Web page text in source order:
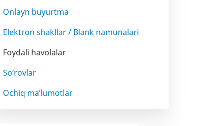
Onlayn buyurtma
Elektron shakllar / Blank namunalari
Foydali havolalar
So‘rovlar
Ochiq ma’lumotlar